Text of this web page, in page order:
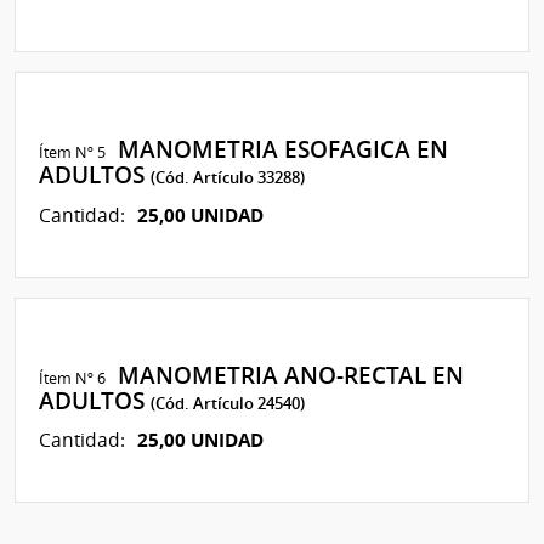
Ítem Nº 5
MANOMETRIA ESOFAGICA EN
ADULTOS(Cód. Artículo 33288)
Cantidad: 25,00 UNIDAD
Ítem Nº 6
MANOMETRIA ANO-RECTAL EN
ADULTOS(Cód. Artículo 24540)
Cantidad: 25,00 UNIDAD